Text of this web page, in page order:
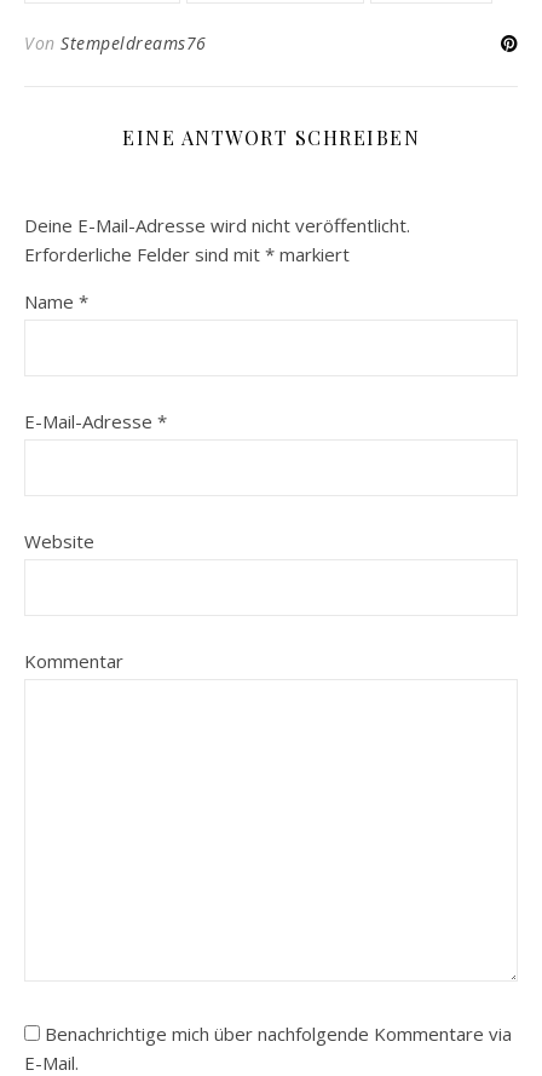
Von Stempeldreams76
EINE ANTWORT SCHREIBEN
Deine E-Mail-Adresse wird nicht veröffentlicht.
Erforderliche Felder sind mit * markiert
Name *
E-Mail-Adresse *
Website
Kommentar
Benachrichtige mich über nachfolgende Kommentare via
E-Mail.